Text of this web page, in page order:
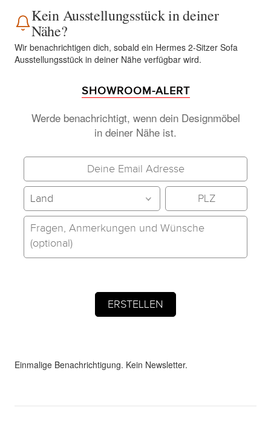
Kein Ausstellungsstück in deiner
Nähe?
Wir benachrichtigen dich, sobald ein Hermes 2-Sitzer Sofa
Ausstellungsstück in deiner Nähe verfügbar wird.
SHOWROOM-ALERT
Werde benachrichtigt, wenn dein Designmöbel
in deiner Nähe ist.
Einmalige Benachrichtigung. Kein Newsletter.